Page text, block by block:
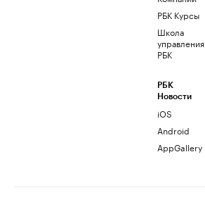
РБК Курсы
Школа
управления
РБК
РБК
Новости
iOS
Android
AppGallery